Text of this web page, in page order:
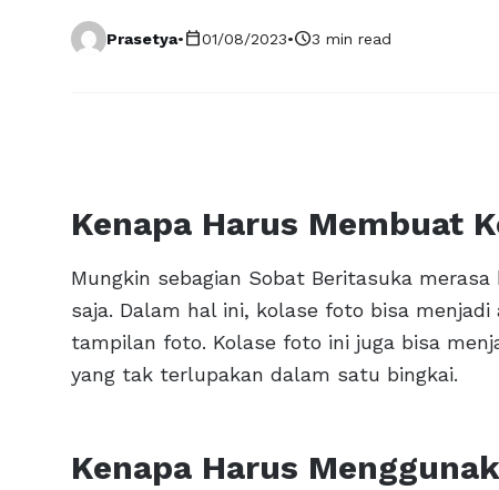
Prasetya•calendar_today01/08/2023•schedule3 min read
Kenapa Harus Membuat
Mungkin sebagian Sobat Beritasuka
saja. Dalam hal ini, kolase foto bisa
tampilan foto. Kolase foto ini juga bisa
yang tak terlupakan dalam satu bingkai.
Kenapa Harus